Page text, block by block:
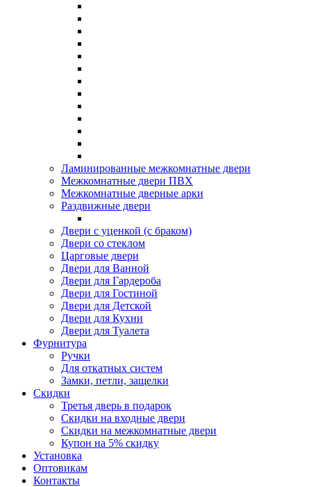
Ламинированные межкомнатные двери
Межкомнатные двери ПВХ
Межкомнатные дверные арки
Раздвижные двери
Двери с уценкой (с браком)
Двери со стеклом
Царговые двери
Двери для Ванной
Двери для Гардероба
Двери для Гостиной
Двери для Детской
Двери для Кухни
Двери для Туалета
Фурнитура
Ручки
Для откатных систем
Замки, петли, защелки
Скидки
Третья дверь в подарок
Скидки на входные двери
Скидки на межкомнатные двери
Купон на 5% скидку
Установка
Оптовикам
Контакты